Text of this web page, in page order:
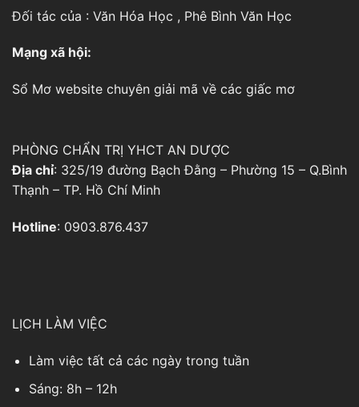
Đối tác của : Văn Hóa Học , Phê Bình Văn Học
Mạng xã hội:
Sổ Mơ website chuyên giải mã về các giấc mơ
PHÒNG CHẨN TRỊ YHCT AN DƯỢC
Địa chỉ: 325/19 đường Bạch Đằng – Phường 15 – Q.Bình
Thạnh – TP. Hồ Chí Minh
Hotline: 0903.876.437
LỊCH LÀM VIỆC
Làm việc tất cả các ngày trong tuần
Sáng: 8h – 12h